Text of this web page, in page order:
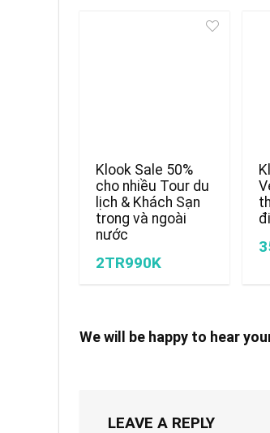
Klook Sale 50%
cho nhiều Tour du
lịch & Khách Sạn
trong và ngoài
nước
2TR990K
We will be happy to hear
LEAVE A REPLY